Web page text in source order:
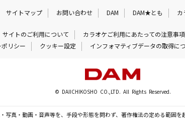
サイトマップ お問い合わせ DAM DAM★とも カ
サイトのご利用について カラオケご利用にあたっての注意事項
リシー
クッキー設定 インフォマティブデータの取得に
© DAIICHIKOSHO CO.,LTD. All Rights Reserved.
写真・動画・音声等を、手段や形態を問わず、著作権法の定める範囲を